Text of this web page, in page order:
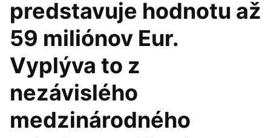
predstavuje hodnotu až
59 miliónov Eur.
Vyplýva to z
nezávislého
medzinárodného